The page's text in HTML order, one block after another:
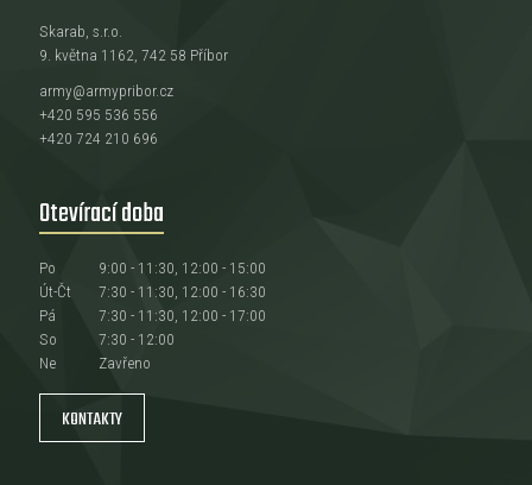
Skarab, s.r.o.
9. května 1162, 742 58 Příbor
army@armypribor.cz
+420 595 536 556
+420 724 210 696
Otevírací doba
Po
9:00 - 11:30, 12:00 - 15:00
Út-Čt
7:30 - 11:30, 12:00 - 16:30
Pá
7:30 - 11:30, 12:00 - 17:00
So
7:30 - 12:00
Ne
Zavřeno
KONTAKTY